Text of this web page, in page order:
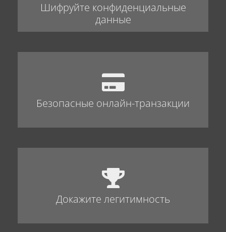
Шифруйте конфиденциальные
данные
Безопасные онлайн-транзакции
Докажите легитимность